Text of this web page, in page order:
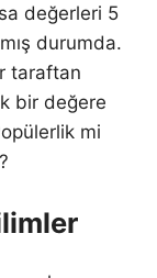
değerleri 5
durumda.
taraftan
bir değere
mi